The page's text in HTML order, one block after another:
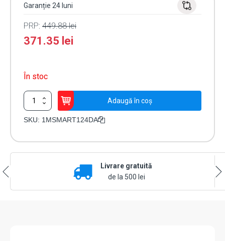
Garanție 24 luni
PRP: 449.88lei
371.35 lei
În stoc
Cantitate
Detector
de
Adaugă în coș
SKU: 1MSMART124DA
Livrare gratuită
de la 500 lei